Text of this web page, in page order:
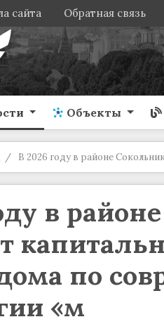
сайта Обратная связь
Объекты
В 2026 году в районе
в
по
«м